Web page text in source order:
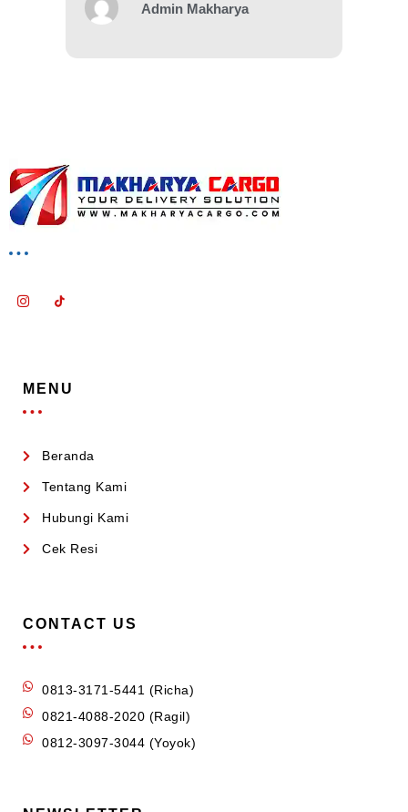
Admin Makharya
MENU
Beranda
Tentang Kami
Hubungi Kami
Cek Resi
CONTACT US
0813-3171-5441 (Richa)
0821-4088-2020 (Ragil)
0812-3097-3044 (Yoyok)